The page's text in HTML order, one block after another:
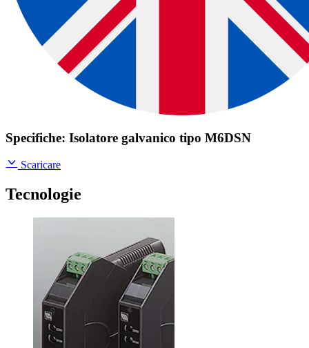
Specifiche: Isolatore galvanico tipo M6DSN
Scaricare
Tecnologie